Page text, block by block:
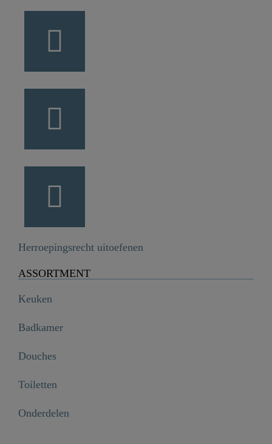
Herroepingsrecht uitoefenen
ASSORTMENT
Keuken
Badkamer
Douches
Toiletten
Onderdelen